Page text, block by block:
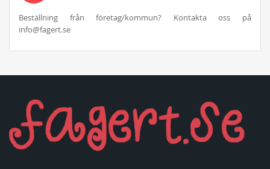
Beställning från företag/kommun? Kontakta oss på
info@fagert.se